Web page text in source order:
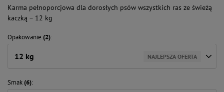
Karma pełnoporcjowa dla dorosłych psów wszystkich ras ze świeżą
kaczką – 12 kg
Opakowanie (2)
12 kg NAJLEPSZA OFERTA
Smak(6)